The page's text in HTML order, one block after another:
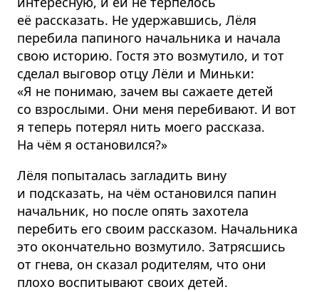
её рассказать. Не удержавшись, Лёля
перебила папиного начальника и начала
свою историю. Гостя это возмутило, и тот
сделал выговор отцу Лёли и Миньки:
«Я не понимаю, зачем вы сажаете детей
со взрослыми. Они меня перебивают. И вот
я теперь потерял нить моего рассказа.
На чём я остановился?»
Лёля попыталась загладить вину
и подсказать, на чём остановился папин
начальник, но после опять захотела
перебить его своим рассказом. Начальника
это окончательно возмутило. Затрясшись
от гнева, он сказал родителям, что они
плохо воспитывают своих детей.